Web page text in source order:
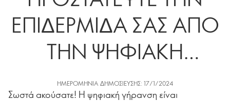
ΕΠΙΔΕΡΜΙΔΑ ΣΑΣ ΑΠΟ
ΤΗΝ ΨΗΦΙΑΚΗ
ΓΗΡΑΝΣΗ
ΗΜΕΡΟΜΗΝΊΑ ΔΗΜΟΣΊΕΥΣΗΣ: 17/1/2024
Σωστά ακούσατε! Η ψηφιακή γήρανση είναι